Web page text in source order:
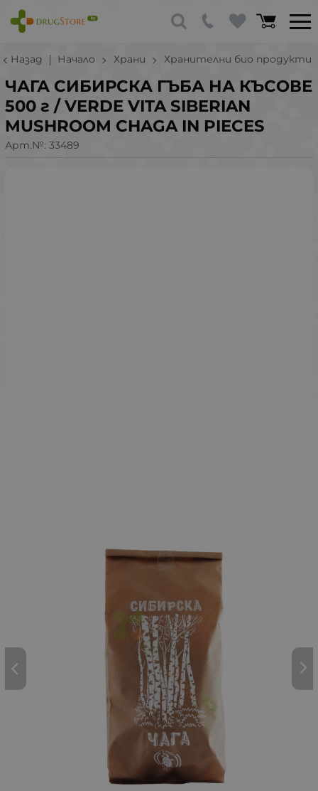
Назад Начало Храни Хранителни био продукти
ЧАГА СИБИРСКА ГЪБА НА КЪСОВЕ
500 г / VERDE VITA SIBERIAN
MUSHROOM CHAGA IN PIECES
Арт.№: 33489